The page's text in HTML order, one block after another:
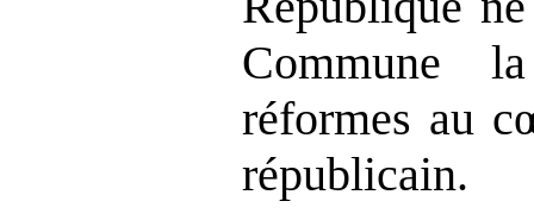
Commune
réformes au
républicain.